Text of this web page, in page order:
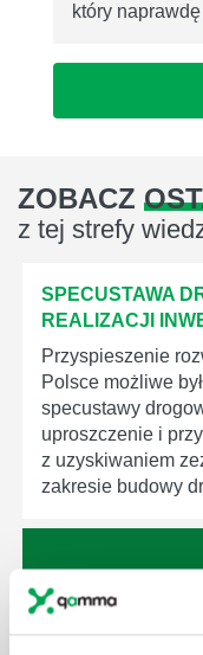
który
ZOBACZ
z tej strefy
SPECUSTAWA
REALIZACJI
Przyspieszenie
Polsce możliwe
specustawy
uproszczenie i
z uzyskiwaniem
zakresie budowy